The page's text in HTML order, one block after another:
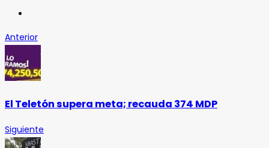
Anterior
El Teletón supera meta; recauda 374 MDP
Siguiente